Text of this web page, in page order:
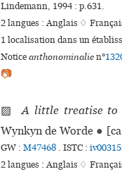
Lindemann, 1994 : p.631.
2 langues :Anglais ♢
1 localisation dans un
Noticeanthonominalien°
📷
▨A little treatise to
Wynkyn de Worde ●
GW : M47468 . ISTC :
2 langues :Anglais ♢